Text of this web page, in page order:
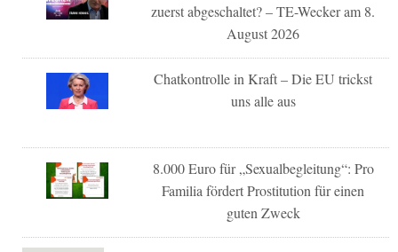
zuerst abgeschaltet? – TE-Wecker am 8.
August 2026
Chatkontrolle in Kraft – Die EU trickst
uns alle aus
8.000 Euro für „Sexualbegleitung“: Pro
Familia fördert Prostitution für einen
guten Zweck